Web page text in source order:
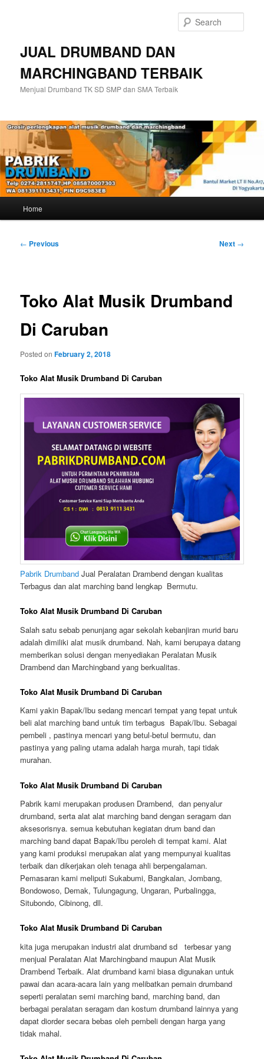
JUAL DRUMBAND DAN
MARCHINGBAND TERBAIK
Menjual Drumband TK SD SMP dan SMA Terbaik
Home
Post
← Previous Next →
Toko Alat Musik Drumband
Di Caruban
Posted onFebruary 2, 2018
Toko Alat Musik Drumband Di Caruban
Pabrik Drumband Jual Peralatan Drambend dengan kualitas
Terbagus dan alat marching band lengkap Bermutu.
Toko Alat Musik Drumband Di Caruban
Salah satu sebab penunjang agar sekolah kebanjiran murid baru
adalah dimiliki alat musik drumband. Nah, kami berupaya datang
memberikan solusi dengan menyediakan Peralatan Musik
Drambend dan Marchingband yang berkualitas.
Toko Alat Musik Drumband Di Caruban
Kami yakin Bapak/Ibu sedang mencari tempat yang tepat untuk
beli alat marching band untuk tim terbagus Bapak/Ibu. Sebagai
pembeli , pastinya mencari yang betul-betul bermutu, dan
pastinya yang paling utama adalah harga murah, tapi tidak
murahan.
Toko Alat Musik Drumband Di Caruban
Pabrik kami merupakan produsen Drambend, dan penyalur
drumband, serta alat alat marching band dengan seragam dan
aksesorisnya. semua kebutuhan kegiatan drum band dan
marching band dapat Bapak/Ibu peroleh di tempat kami. Alat
yang kami produksi merupakan alat yang mempunyai kualitas
terbaik dan dikerjakan oleh tenaga ahli berpengalaman.
Pemasaran kami meliputi Sukabumi, Bangkalan, Jombang,
Bondowoso, Demak, Tulungagung, Ungaran, Purbalingga,
Situbondo, Cibinong, dll.
Toko Alat Musik Drumband Di Caruban
kita juga merupakan industri alat drumband sd terbesar yang
menjual Peralatan Alat Marchingband maupun Alat Musik
Drambend Terbaik. Alat drumband kami biasa digunakan untuk
pawai dan acara-acara lain yang melibatkan pemain drumband
seperti peralatan semi marching band, marching band, dan
berbagai peralatan seragam dan kostum drumband lainnya yang
dapat diorder secara bebas oleh pembeli dengan harga yang
tidak mahal.